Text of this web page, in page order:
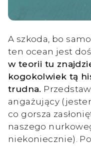
A szkoda, bo
ten ocean jest
w teorii tu
kogokolwiek tą
trudna.
angażujący
co gorsza
naszego
niekoniecznie).